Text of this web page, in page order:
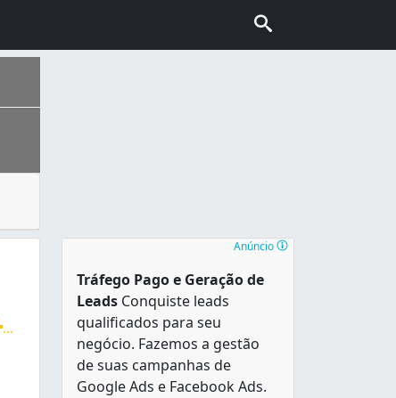
também como “Capital do Cerrado”. É a
cupins, escorpiões, lacraias, brocas de madeira,
Anúncio
Tráfego Pago e Geração de
Leads Conquiste leads
qualificados para seu
negócio. Fazemos a gestão
de suas campanhas de
Google Ads e Facebook Ads.